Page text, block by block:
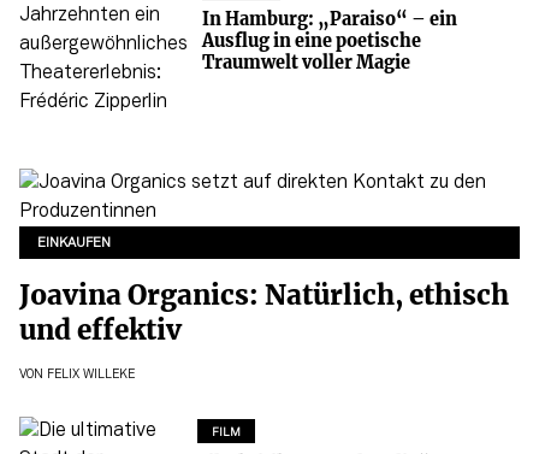
In Hamburg: „Paraiso“ – ein
Ausflug in eine poetische
Traumwelt voller Magie
EINKAUFEN
Joavina Organics: Natürlich, ethisch
und effektiv
VON FELIX WILLEKE
FILM